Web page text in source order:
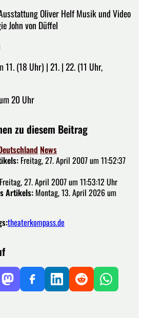
Oliver Helf Musik und Video
John von Düffel
11. (18 Uhr) | 21. | 22. (11 Uhr,
20 Uhr
zu diesem Beitrag
News
Freitag, 27. April 2007 um 11:52:37
Freitag, 27. April 2007 um 11:53:12 Uhr
Artikels: Montag, 13. April 2026 um
theaterkompass.de